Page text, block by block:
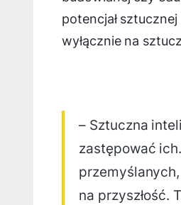
potencjał
wyłącznie na
– Sztuczna
zastępować
na przyszłość.